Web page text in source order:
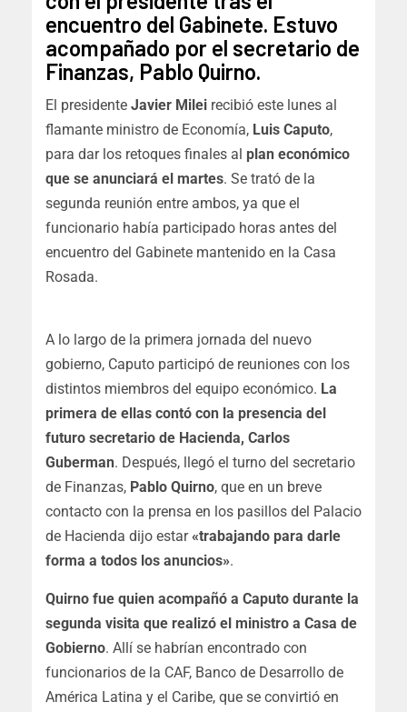
encuentro del Gabinete. Estuvo
acompañado por el secretario de
Finanzas, Pablo Quirno.
El presidente Javier Milei recibió este lunes al
flamante ministro de Economía, Luis Caputo,
para dar los retoques finales al plan económico
que se anunciará el martes. Se trató de la
segunda reunión entre ambos, ya que el
funcionario había participado horas antes del
encuentro del Gabinete mantenido en la Casa
Rosada.
A lo largo de la primera jornada del nuevo
gobierno, Caputo participó de reuniones con los
distintos miembros del equipo económico. La
primera de ellas contó con la presencia del
futuro secretario de Hacienda, Carlos
Guberman. Después, llegó el turno del secretario
de Finanzas, Pablo Quirno, que en un breve
contacto con la prensa en los pasillos del Palacio
de Hacienda dijo estar«trabajando para darle
forma a todos los anuncios».
Quirno fue quien acompañó a Caputo durante la
segunda visita que realizó el ministro a Casa de
Gobierno. Allí se habrían encontrado con
funcionarios de la CAF, Banco de Desarrollo de
América Latina y el Caribe, que se convirtió en